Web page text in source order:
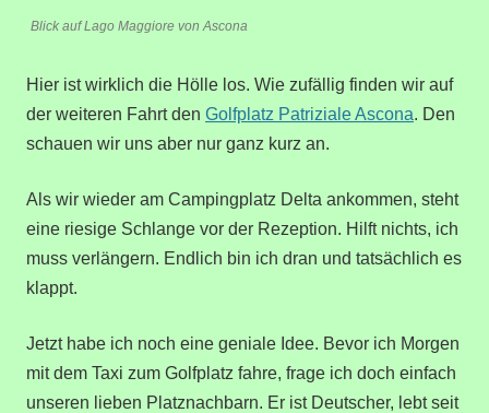
Blick auf Lago Maggiore von Ascona
Hier ist wirklich die Hölle los. Wie zufällig finden wir auf
der weiteren Fahrt den Golfplatz Patriziale Ascona. Den
schauen wir uns aber nur ganz kurz an.
Als wir wieder am Campingplatz Delta ankommen, steht
eine riesige Schlange vor der Rezeption. Hilft nichts, ich
muss verlängern. Endlich bin ich dran und tatsächlich es
klappt.
Jetzt habe ich noch eine geniale Idee. Bevor ich Morgen
mit dem Taxi zum Golfplatz fahre, frage ich doch einfach
unseren lieben Platznachbarn. Er ist Deutscher, lebt seit